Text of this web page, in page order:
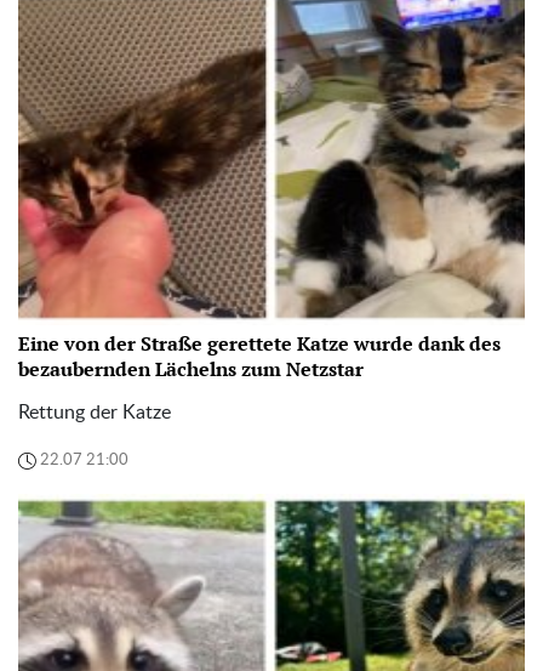
Eine von der Straße gerettete Katze wurde dank des
bezaubernden Lächelns zum Netzstar
Rettung der Katze
22.07 21:00